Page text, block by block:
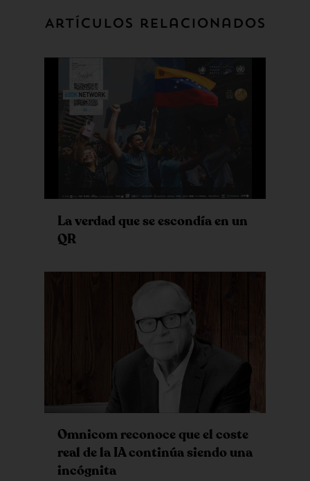
Artículos relacionados
La verdad que se escondía en un
QR
Omnicom reconoce que el coste
real de la IA continúa siendo una
incógnita